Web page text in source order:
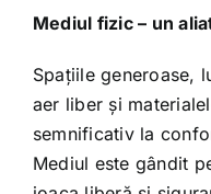
Mediul fizic – un
Spațiile generoase,
aer liber și
semnificativ la
Mediul este gândit